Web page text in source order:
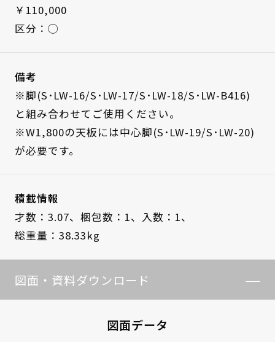
￥110,000
区分：◯
備考
※脚(S･LW-16/S･LW-17/S･LW-18/S･LW-B416)
と組み合わせてご使用ください。
※W1,800の天板には中心脚(S･LW-19/S･LW-20)
が必要です。
積載情報
才数：3.07、 梱包数：1、 入数：1、
総重量：38.33kg
図面・資料ダウンロード
図面データ